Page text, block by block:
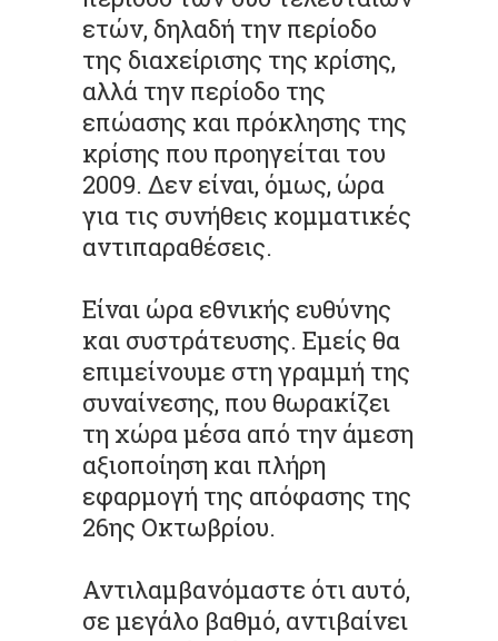
ετών, δηλαδή την περίοδο
της διαχείρισης της κρίσης,
αλλά την περίοδο της
επώασης και πρόκλησης της
κρίσης που προηγείται του
2009. Δεν είναι, όμως, ώρα
για τις συνήθεις κομματικές
αντιπαραθέσεις.
Είναι ώρα εθνικής ευθύνης
και συστράτευσης. Εμείς θα
επιμείνουμε στη γραμμή της
συναίνεσης, που θωρακίζει
τη χώρα μέσα από την άμεση
αξιοποίηση και πλήρη
εφαρμογή της απόφασης της
26ης Οκτωβρίου.
Αντιλαμβανόμαστε ότι αυτό,
σε μεγάλο βαθμό, αντιβαίνει